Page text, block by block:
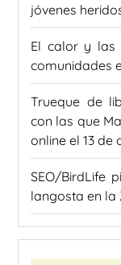
jóvenes
El calor y las
comunidades
Trueque de
con las que
online el 13 de
SEO/BirdLife
langosta en la